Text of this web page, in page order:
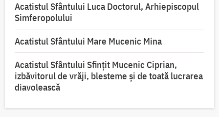
Acatistul Sfântului Luca Doctorul, Arhiepiscopul
Simferopolului
Acatistul Sfântului Mare Mucenic Mina
Acatistul Sfântului Sfințit Mucenic Ciprian,
izbăvitorul de vrăji, blesteme și de toată lucrarea
diavolească